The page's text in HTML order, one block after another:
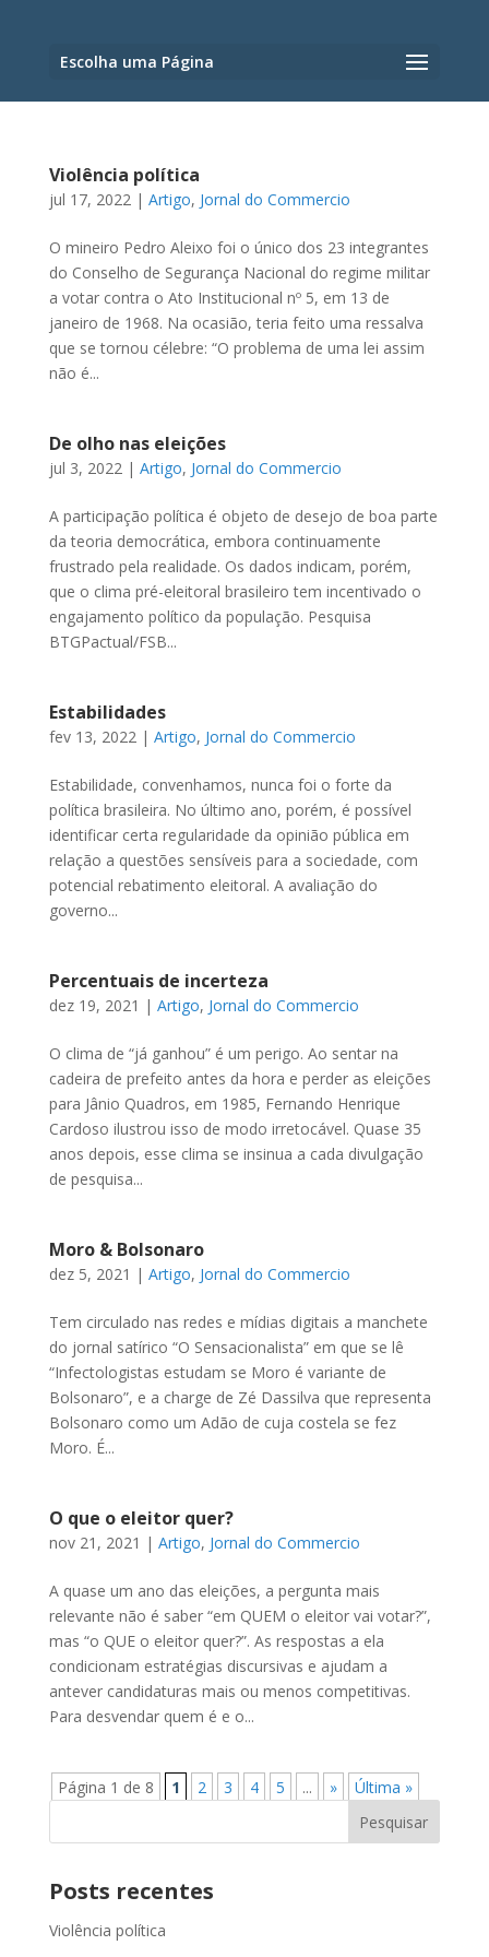
Escolha uma Página
Violência política
jul 17, 2022| Artigo, Jornal do Commercio
O mineiro Pedro Aleixo foi o único dos 23 integrantes
do Conselho de Segurança Nacional do regime militar
a votar contra o Ato Institucional nº 5, em 13 de
janeiro de 1968. Na ocasião, teria feito uma ressalva
que se tornou célebre: “O problema de uma lei assim
não é...
De olho nas eleições
jul 3, 2022| Artigo, Jornal do Commercio
A participação política é objeto de desejo de boa parte
da teoria democrática, embora continuamente
frustrado pela realidade. Os dados indicam, porém,
que o clima pré-eleitoral brasileiro tem incentivado o
engajamento político da população. Pesquisa
BTGPactual/FSB...
Estabilidades
fev 13, 2022| Artigo, Jornal do Commercio
Estabilidade, convenhamos, nunca foi o forte da
política brasileira. No último ano, porém, é possível
identificar certa regularidade da opinião pública em
relação a questões sensíveis para a sociedade, com
potencial rebatimento eleitoral. A avaliação do
governo...
Percentuais de incerteza
dez 19, 2021 | Artigo, Jornal do Commercio
O clima de “já ganhou” é um perigo. Ao sentar na
cadeira de prefeito antes da hora e perder as eleições
para Jânio Quadros, em 1985, Fernando Henrique
Cardoso ilustrou isso de modo irretocável. Quase 35
anos depois, esse clima se insinua a cada divulgação
de pesquisa...
Moro & Bolsonaro
dez 5, 2021 | Artigo, Jornal do Commercio
Tem circulado nas redes e mídias digitais a manchete
do jornal satírico “O Sensacionalista” em que se lê
“Infectologistas estudam se Moro é variante de
Bolsonaro”, e a charge de Zé Dassilva que representa
Bolsonaro como um Adão de cuja costela se fez
Moro. É...
O que o eleitor quer?
nov 21, 2021 | Artigo, Jornal do Commercio
A quase um ano das eleições, a pergunta mais
relevante não é saber “em QUEM o eleitor vai votar?”,
mas “o QUE o eleitor quer?”. As respostas a ela
condicionam estratégias discursivas e ajudam a
antever candidaturas mais ou menos competitivas.
Para desvendar quem é e o...
Página 1 de 8 1 2 3 4 5 ... » Última »
Posts recentes
Violência política